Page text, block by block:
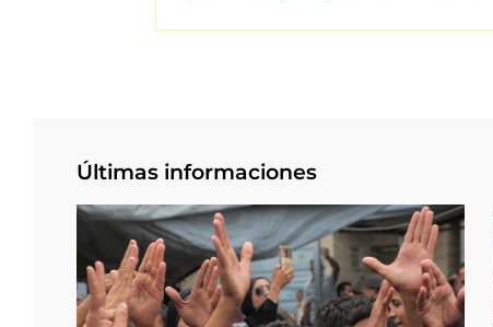
Últimas informaciones